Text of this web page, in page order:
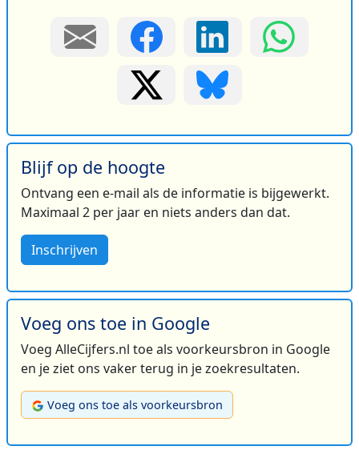
Blijf op de hoogte
Ontvang een e-mail als de informatie is bijgewerkt.
Maximaal 2 per jaar en niets anders dan dat.
Inschrijven
Voeg ons toe in Google
Voeg AlleCijfers.nl toe als voorkeursbron in Google
en je ziet ons vaker terug in je zoekresultaten.
Voeg ons toe als voorkeursbron